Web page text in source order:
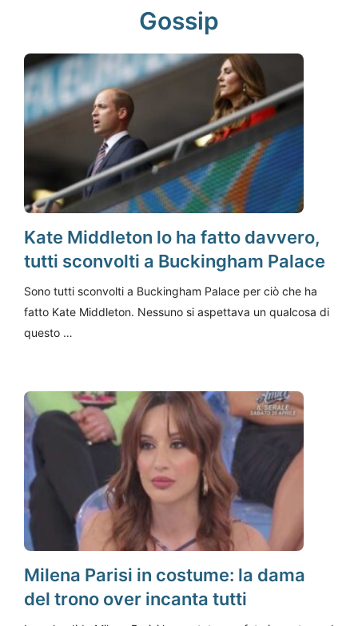
Gossip
Kate Middleton lo ha fatto davvero,
tutti sconvolti a Buckingham Palace
Sono tutti sconvolti a Buckingham Palace per ciò che ha
fatto Kate Middleton. Nessuno si aspettava un qualcosa di
questo …
Milena Parisi in costume: la dama
del trono over incanta tutti